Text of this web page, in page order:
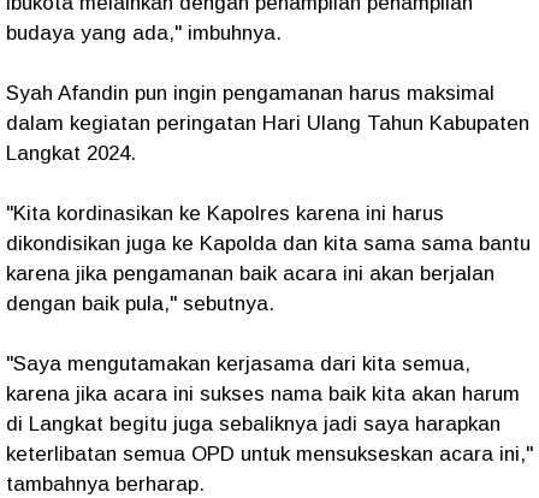
budaya yang ada," imbuhnya.
Syah Afandin pun ingin pengamanan harus maksimal
dalam kegiatan peringatan Hari Ulang Tahun Kabupaten
Langkat 2024.
"Kita kordinasikan ke Kapolres karena ini harus
dikondisikan juga ke Kapolda dan kita sama sama bantu
karena jika pengamanan baik acara ini akan berjalan
dengan baik pula," sebutnya.
"Saya mengutamakan kerjasama dari kita semua,
karena jika acara ini sukses nama baik kita akan harum
di Langkat begitu juga sebaliknya jadi saya harapkan
keterlibatan semua OPD untuk mensukseskan acara ini,"
tambahnya berharap.